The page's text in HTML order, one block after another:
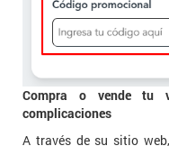
Compra o vende tu
complicaciones
A través de su sitio